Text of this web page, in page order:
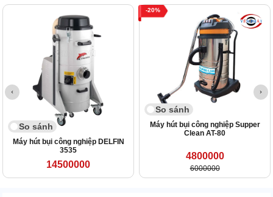
So sánh
Máy hút bụi công nghiệp DELFIN
3535
14500000
20
So sánh
Máy hút bụi công nghiệp Supper
Clean AT-80
4800000
6000000